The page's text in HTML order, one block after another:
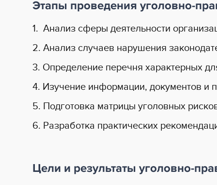
Этапы проведения уголовно-
1. Анализ сферы деятельности
2. Анализ случаев нарушения
3. Определение перечня характерных
4. Изучение информации, документов и
5. Подготовка матрицы уголовных
6. Разработка практических
Цели и результаты уголовно-